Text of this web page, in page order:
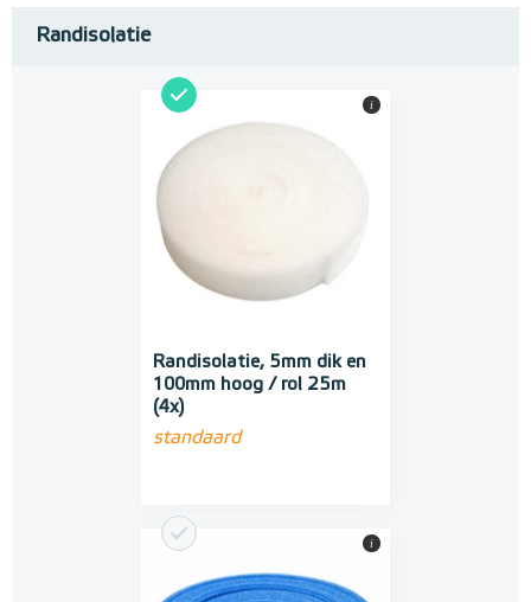
Randisolatie
Randisolatie, 5mm dik en
100mm hoog / rol 25m
(4x)
standaard
i
i